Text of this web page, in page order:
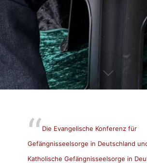
Die Evangelische Konferenz für
Gefängnisseelsorge in Deutschland
Katholische Gefängnisseelsorge in